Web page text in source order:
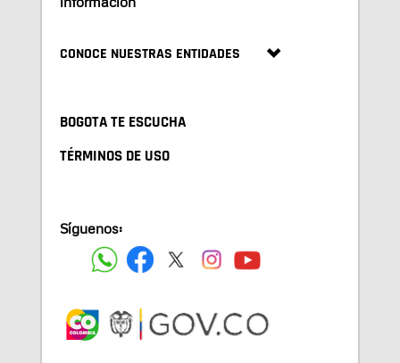
CONOCE NUESTRAS ENTIDADES
BOGOTA TE ESCUCHA
TÉRMINOS DE USO
Síguenos: